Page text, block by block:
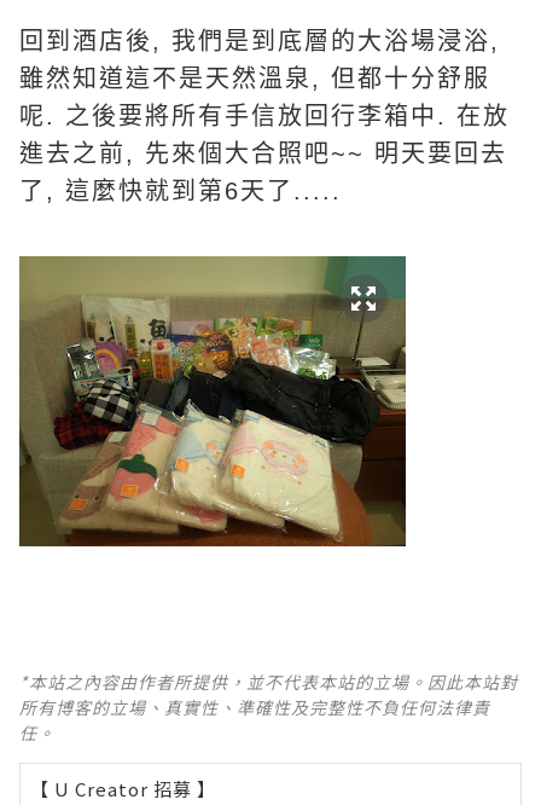
回到酒店後, 我們是到底層的大浴場浸浴,
雖然知道這不是天然溫泉, 但都十分舒服
呢. 之後要將所有手信放回行李箱中. 在放
進去之前, 先來個大合照吧~~ 明天要回去
了, 這麼快就到第6天了.....
*本站之內容由作者所提供，並不代表本站的立場。因此本站對
所有博客的立場、真實性、準確性及完整性不負任何法律責
任。
【 U Creator 招募 】